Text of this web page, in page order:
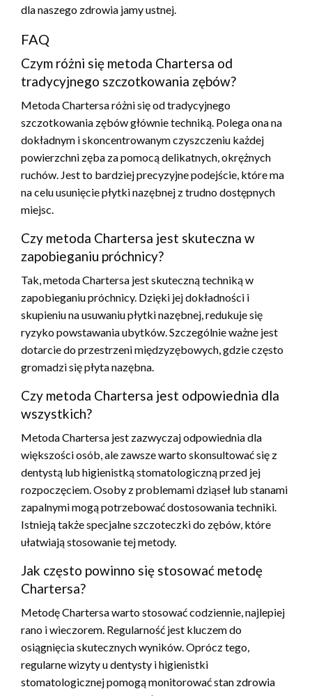
dla naszego zdrowia jamy ustnej.
FAQ
Czym różni się metoda Chartersa od
tradycyjnego szczotkowania zębów?
Metoda Chartersa różni się od tradycyjnego
szczotkowania zębów głównie techniką. Polega ona na
dokładnym i skoncentrowanym czyszczeniu każdej
powierzchni zęba za pomocą delikatnych, okrężnych
ruchów. Jest to bardziej precyzyjne podejście, które ma
na celu usunięcie płytki nazębnej z trudno dostępnych
miejsc.
Czy metoda Chartersa jest skuteczna w
zapobieganiu próchnicy?
Tak, metoda Chartersa jest skuteczną techniką w
zapobieganiu próchnicy. Dzięki jej dokładności i
skupieniu na usuwaniu płytki nazębnej, redukuje się
ryzyko powstawania ubytków. Szczególnie ważne jest
dotarcie do przestrzeni międzyzębowych, gdzie często
gromadzi się płyta nazębna.
Czy metoda Chartersa jest odpowiednia dla
wszystkich?
Metoda Chartersa jest zazwyczaj odpowiednia dla
większości osób, ale zawsze warto skonsultować się z
dentystą lub higienistką stomatologiczną przed jej
rozpoczęciem. Osoby z problemami dziąseł lub stanami
zapalnymi mogą potrzebować dostosowania techniki.
Istnieją także specjalne szczoteczki do zębów, które
ułatwiają stosowanie tej metody.
Jak często powinno się stosować metodę
Chartersa?
Metodę Chartersa warto stosować codziennie, najlepiej
rano i wieczorem. Regularność jest kluczem do
osiągnięcia skutecznych wyników. Oprócz tego,
regularne wizyty u dentysty i higienistki
stomatologicznej pomogą monitorować stan zdrowia